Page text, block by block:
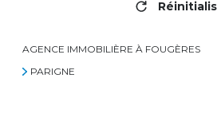
AGENCE IMMOBILIÈRE À FOUGÈRES
PARIGNE